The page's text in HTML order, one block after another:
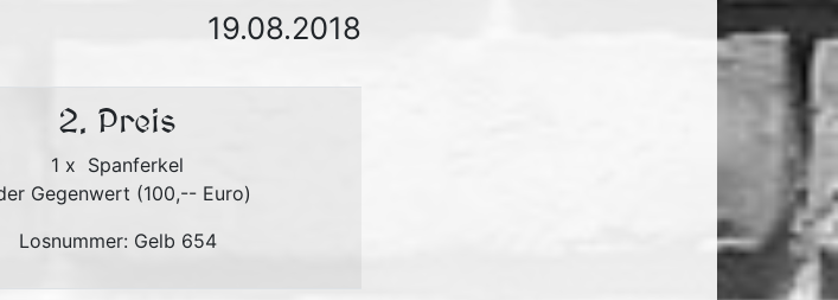
19.08.2018
2. Preis
1 x Spanferkel
Gegenwert (100,-- Euro)
Losnummer: Gelb 654